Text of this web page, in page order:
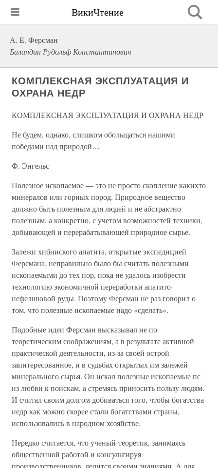
ВикиЧтение
А. Е. Ферсман
Баландин Рудольф Константинович
КОМПЛЕКСНАЯ ЭКСПЛУАТАЦИЯ И
ОХРАНА НЕДР
КОМПЛЕКСНАЯ ЭКСПЛУАТАЦИЯ И ОХРАНА НЕДР
Не будем, однако, слишком обольщаться нашими
победами над природой…
Ф. Энгельс
Полезное ископаемое — это не просто скопление какихто
минералов или горных пород. Природное вещество
должно быть полезным для людей и не абстрактно
полезным, а конкретно, с учетом возможностей техники,
добывающей и перерабатывающей природное сырье.
Залежи хибинского апатита, открытые экспедицией
Ферсмана, неправильно было бы считать полезными
ископаемыми до тех пор, пока не удалось изобрести
технологию экономичной переработки апатито-
нефелшювой руды. Поэтому Ферсман не раз говорил о
том, что полезные ископаемые надо «сделать».
Подобные идеи Ферсман высказывал не по
теоретическим соображениям, а в результате активной
практической деятельности, из-за своей острой
заинтересованное, и в судьбах открытых им залежей
минерального сырья. Он искал полезные ископаемые пс
из любви к поискам, a cтремясь приносить пользу людям.
И считал своим долгом добиваться того, чтобы богатства
недр как можно скорее стали богатствами страны,
использовались в народном хозяйстве.
Нередко считается, что ученый-теоретик, занимаясь
общественной работой и консультируя
производственников, делится своими знаниями. А для